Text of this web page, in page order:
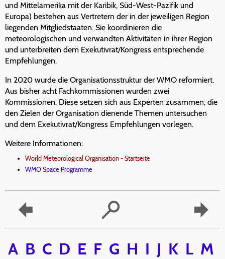
und Mittelamerika mit der Karibik, Süd-West-Pazifik und
Europa) bestehen aus Vertretern der in der jeweiligen Region
liegenden Mitgliedstaaten. Sie koordinieren die
meteorologischen und verwandten Aktivitäten in ihrer Region
und unterbreiten dem Exekutivrat/Kongress entsprechende
Empfehlungen.
In 2020 wurde die Organisationsstruktur der WMO reformiert.
Aus bisher acht Fachkommissionen wurden zwei
Kommissionen. Diese setzen sich aus Experten zusammen, die
den Zielen der Organisation dienende Themen untersuchen
und dem Exekutivrat/Kongress Empfehlungen vorlegen.
Weitere Informationen:
World Meteorological Organisation - Startseite
WMO Space Programme
A B C D E F G H I J K L M